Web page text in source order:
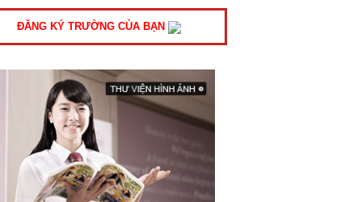
ĐĂNG KÝ TRƯỜNG CỦA BẠN